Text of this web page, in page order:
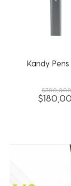
Kandy Pens
$300,000
$